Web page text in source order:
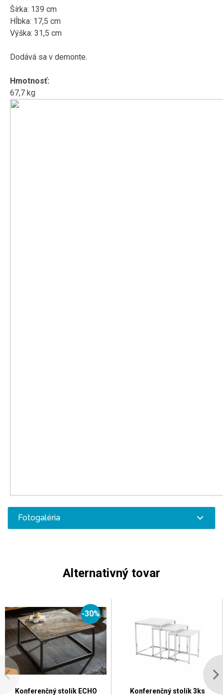
Šírka: 139 cm
Hĺbka: 17,5 cm
Výška: 31,5 cm
Dodává sa v demonte.
Hmotnosť:
67,7 kg
Fotogaléria
Alternativný tovar
-30%
Konferenčný stolík ECHO Konferenčný stolík 3ks